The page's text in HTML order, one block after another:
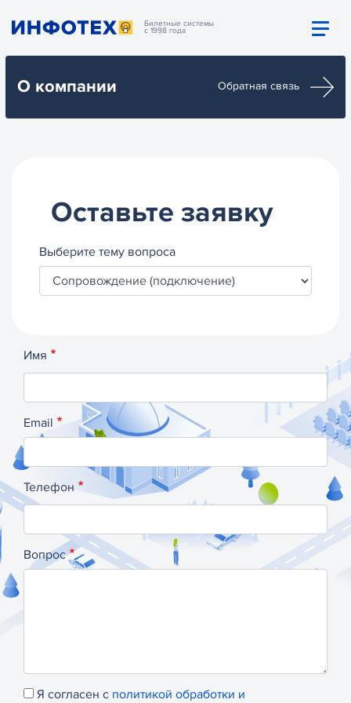
Билетные системы
с 1998 года
О компании Обратная связь
Оставьте заявку
Выберите тему вопроса
Имя
Email
Телефон
Вопрос
Я согласен с политикой обработки и